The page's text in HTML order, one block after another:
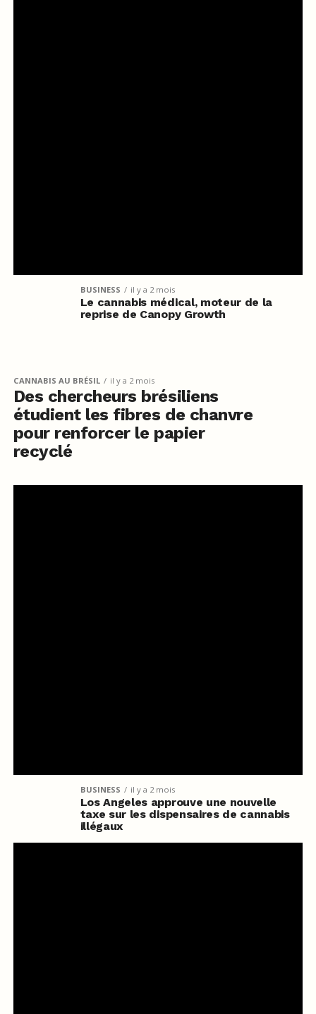
BUSINESS il y a 2 mois
Le cannabis médical, moteur de la
reprise de Canopy Growth
CANNABIS AU BRÉSIL il y a 2 mois
Des chercheurs brésiliens
étudient les fibres de chanvre
pour renforcer le papier
recyclé
BUSINESS il y a 2 mois
Los Angeles approuve une nouvelle
taxe sur les dispensaires de cannabis
illégaux